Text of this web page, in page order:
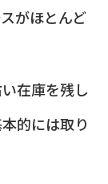
がほとんど
在庫を残し
的には取り